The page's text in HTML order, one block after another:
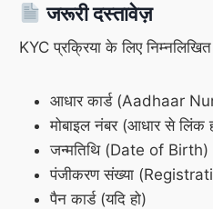
जरूरी दस्तावेज़
KYC प्रक्रिया के लिए
आधार कार्ड (Aadhaar
मोबाइल नंबर (आधार से लिंक
जन्मतिथि (Date of Birth)
पंजीकरण संख्या
पैन कार्ड (यदि हो)